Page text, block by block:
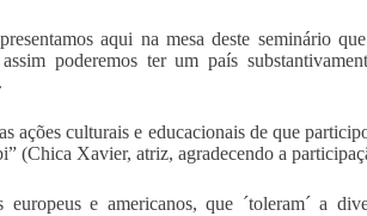
aqui na mesa deste seminário
poderemos ter um país
ações culturais e educacionais de que
(Chica Xavier, atriz, agradecendo a
e americanos, que ´toleram´ a